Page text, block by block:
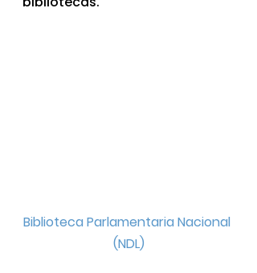
Biblioteca Parlamentaria Nacional
(NDL)